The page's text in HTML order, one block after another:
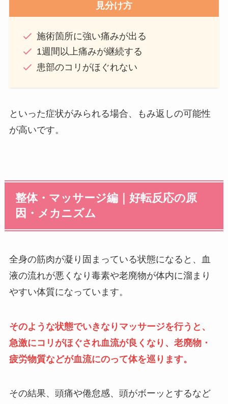
見分け方
施術箇所に強い痛みが出る
1週間以上痛みが継続する
患部のコリがほぐれない
といった症状がみられる場合、もみ返しの可能性
が高いです。
整体・マッサージ編｜好転反応の原
因・メカニズム
全身の筋肉が凝り固まっている状態になると、血
液の流れが悪くなり毒素や老廃物が体内に溜まり
やすい体質になっています。
そのような状態でいきなりマッサージを行うと、
急激にコリがほぐされ血流が良くなり、老廃物・
疲労物質などが血流にのって体を巡ります。
その結果、頭痛や倦怠感、頭がボーッとするなど